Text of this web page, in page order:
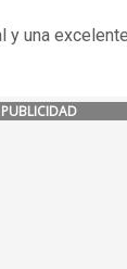
y una
PUBLICIDAD